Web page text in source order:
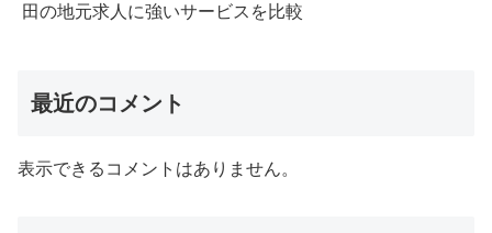
田の地元求人に強いサービスを比較
最近のコメント
表示できるコメントはありません。